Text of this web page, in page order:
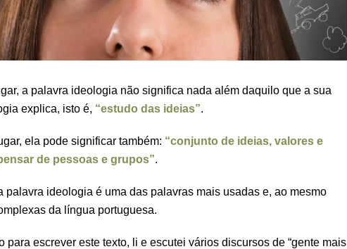
a palavra ideologia não significa nada além daquilo que a sua
explica, isto é, “estudo das ideias”.
ela pode significar também: “conjunto de ideias, valores e
de pessoas e grupos”.
palavra ideologia é uma das palavras mais usadas e, ao mesmo
da língua portuguesa.
para escrever este texto, li e escutei vários discursos de “gente mais